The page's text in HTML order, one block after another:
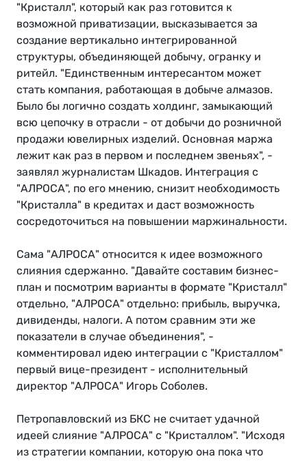
"Кристалл", который как раз готовится к
возможной приватизации, высказывается за
создание вертикально интегрированной
структуры, объединяющей добычу, огранку и
ритейл. "Единственным интересантом может
стать компания, работающая в добыче алмазов.
Было бы логично создать холдинг, замыкающий
всю цепочку в отрасли - от добычи до розничной
продажи ювелирных изделий. Основная маржа
лежит как раз в первом и последнем звеньях", -
заявлял журналистам Шкадов. Интеграция с
"АЛРОСА", по его мнению, снизит необходимость
"Кристалла" в кредитах и даст возможность
сосредоточиться на повышении маржинальности.
Сама "АЛРОСА" относится к идее возможного
слияния сдержанно. "Давайте составим бизнес-
план и посмотрим варианты в формате "Кристалл"
отдельно, "АЛРОСА" отдельно: прибыль, выручка,
дивиденды, налоги. А потом сравним эти же
показатели в случае объединения", -
комментировал идею интеграции с "Кристаллом"
первый вице-президент - исполнительный
директор "АЛРОСА" Игорь Соболев.
Петропавловский из БКС не считает удачной
идеей слияние "АЛРОСА" с "Кристаллом". "Исходя
из стратегии компании, которую она пока что